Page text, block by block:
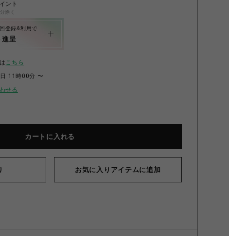
テイン+ホエイペプチド&ビタミン 720g ストロベリー風味
ント
除く
登録&利用で
呈
こちら
11時00分 〜
せる
カートに入れる
お気に入りアイテムに追加